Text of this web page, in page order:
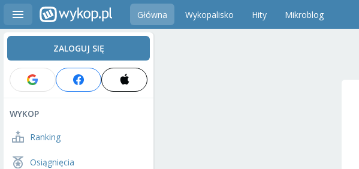
Główna Wykopalisko Hity Mikroblog
ZALOGUJ SIĘ
WYKOP
Ranking
Osiągnięcia